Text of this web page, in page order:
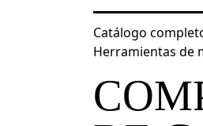
Catálogo
Herramientas de
Inicio